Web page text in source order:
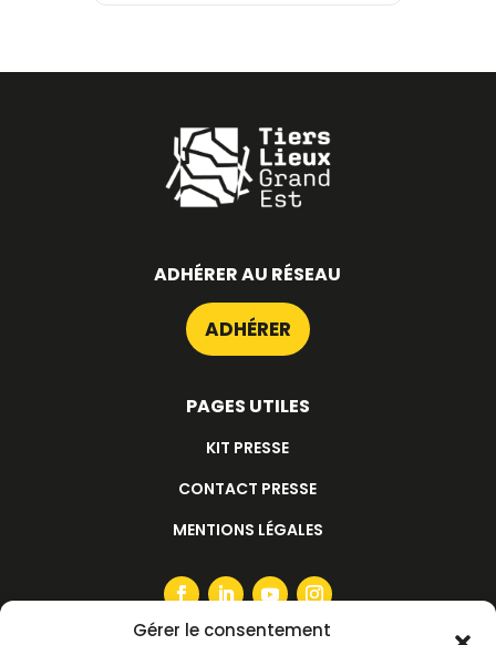
Gérer le consentement
ADHÉRER AU RÉSEAU
ADHÉRER
PAGES UTILES
KIT PRESSE
CONTACT PRESSE
MENTIONS LÉGALES